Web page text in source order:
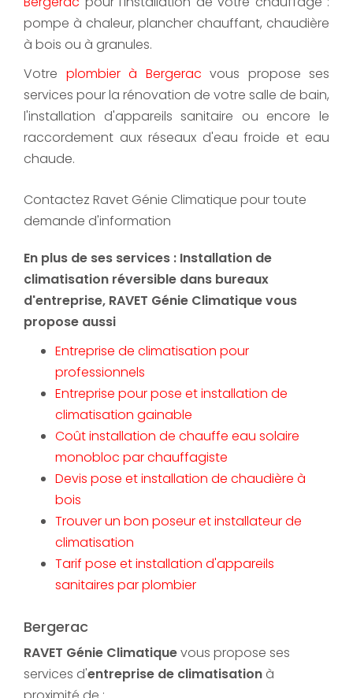
pompe à chaleur, plancher chauffant, chaudière
à bois ou à granules.
Votre plombier à Bergerac vous propose ses
services pour la rénovation de votre salle de bain,
l'installation d'appareils sanitaire ou encore le
raccordement aux réseaux d'eau froide et eau
chaude.
Contactez Ravet Génie Climatique pour toute
demande d'information
En plus de ses services : Installation de
climatisation réversible dans bureaux
d'entreprise, RAVET Génie Climatique vous
propose aussi
Entreprise de climatisation pour
professionnels
Entreprise pour pose et installation de
climatisation gainable
Coût installation de chauffe eau solaire
monobloc par chauffagiste
Devis pose et installation de chaudière à
bois
Trouver un bon poseur et installateur de
climatisation
Tarif pose et installation d'appareils
sanitaires par plombier
Bergerac
RAVET Génie Climatiquevous propose ses
services d'entreprise de climatisation à